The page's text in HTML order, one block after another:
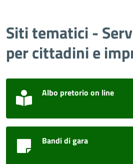
Siti tematici -
per cittadini e
Albo pretorio on line
Bandi di gara